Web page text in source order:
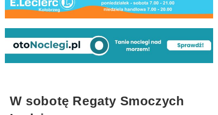
W sobotę Regaty Smoczych